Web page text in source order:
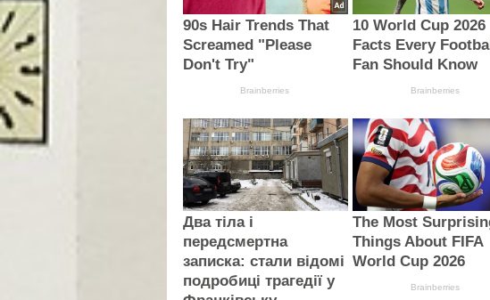
90s Hair Trends That
Screamed "Please
Don't Try"
Brainberries
10 World Cup 2026
Facts Every
Fan Should Know
Brainberries
Два тіла і
передсмертна
записка: стали відомі
подробиці трагедії у
The Most
Things About FIFA
World Cup 2026
Brainberries